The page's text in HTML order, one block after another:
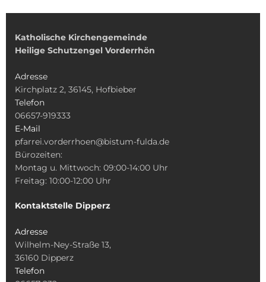
Katholische Kirchengemeinde
Heilige Schutzengel Vorderrhön
Adresse
Kirchplatz 2, 36145, Hofbieber
Telefon
06657-919333
E-Mail
pfarrei.vorderrhoen@bistum-fulda.de
Bürozeiten:
Montag u. Mittwoch: 09:00-14:00 Uhr
Freitag: 10:00-12:00 Uhr
Kontaktstelle Dipperz
Adresse
Wilhelm-Ney-Straße 13,
36160 Dipperz
Telefon